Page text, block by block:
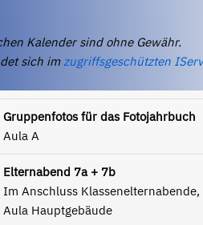
Kalender sind ohne Gewähr.
sich imzugriffsgeschützten IServ
Gruppenfotos für das Fotojahrbuch
Aula A
Elternabend 7a + 7b
Im Anschluss
Aula Hauptgebäude